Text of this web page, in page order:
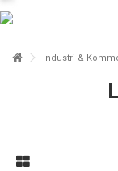
Industri &